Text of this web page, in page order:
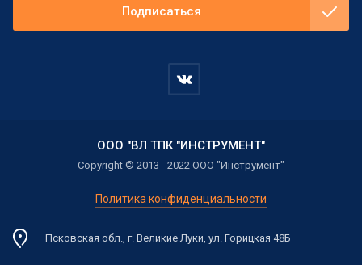
Подписаться
ООО "ВЛ ТПК "ИНСТРУМЕНТ"
Copyright © 2013 - 2022 ООО "Инструмент"
Политика конфиденциальности
Псковская обл., г. Великие Луки, ул. Горицкая 48Б